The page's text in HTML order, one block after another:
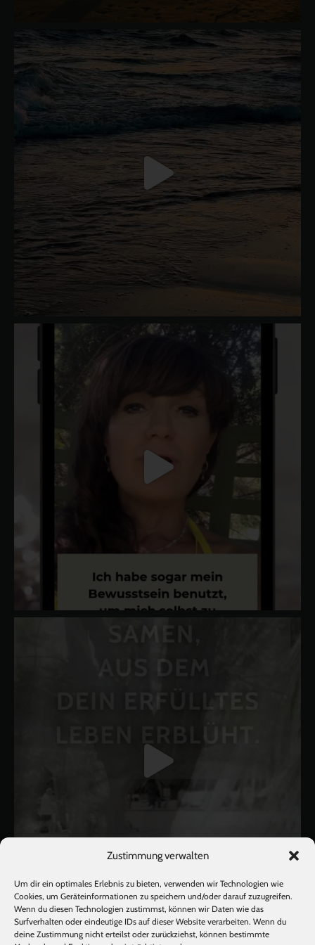
Zustimmung verwalten
Um dir ein optimales Erlebnis zu bieten, verwenden wir Technologien wie
Cookies, um Geräteinformationen zu speichern und/oder darauf zuzugreifen.
Wenn du diesen Technologien zustimmst, können wir Daten wie das
Surfverhalten oder eindeutige IDs auf dieser Website verarbeiten. Wenn du
deine Zustimmung nicht erteilst oder zurückziehst, können bestimmte
Mehr laden Auf Instagram folgen